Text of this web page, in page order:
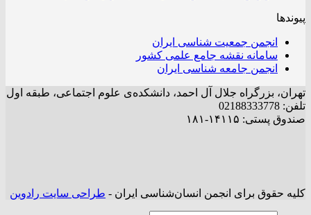
پیوندها
انجمن جمعیت شناسی ایران
سامانه نقشه جامع علمی کشور
انجمن جامعه شناسی ایران
تهران، بزرگراه جلال آل احمد، دانشکده‌ی علوم اجتماعی، طبقه اول
تلفن: 02188333778
صندوق پستی: ۱۴۱۱۵-۱۸۱
کلیه حقوق برای انجمن انسان‌شناسی ایران - طراحی سایت رادوین